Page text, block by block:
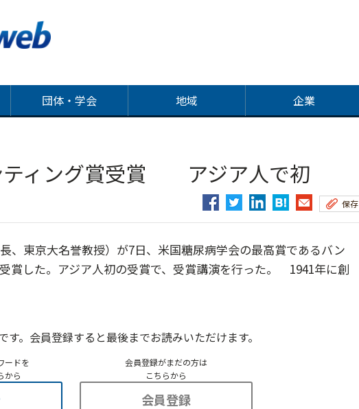
団体・学会 地域 企業
ティング賞受賞 アジア人で初
保存
、東京大名誉教授）が7日、米国糖尿病学会の最高賞であるバン
賞した。アジア人初の受賞で、受賞講演を行った。 1941年に創
す。会員登録すると最後までお読みいただけます。
ードを
から
会員登録がまだの方は
こちらから
会員登録